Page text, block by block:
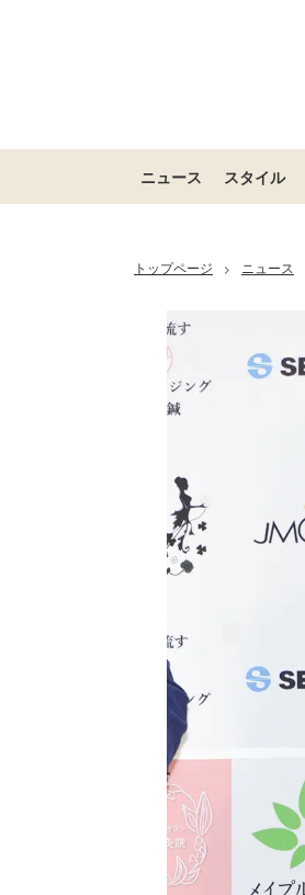
ニュース スタイル
トップページ > ニュース